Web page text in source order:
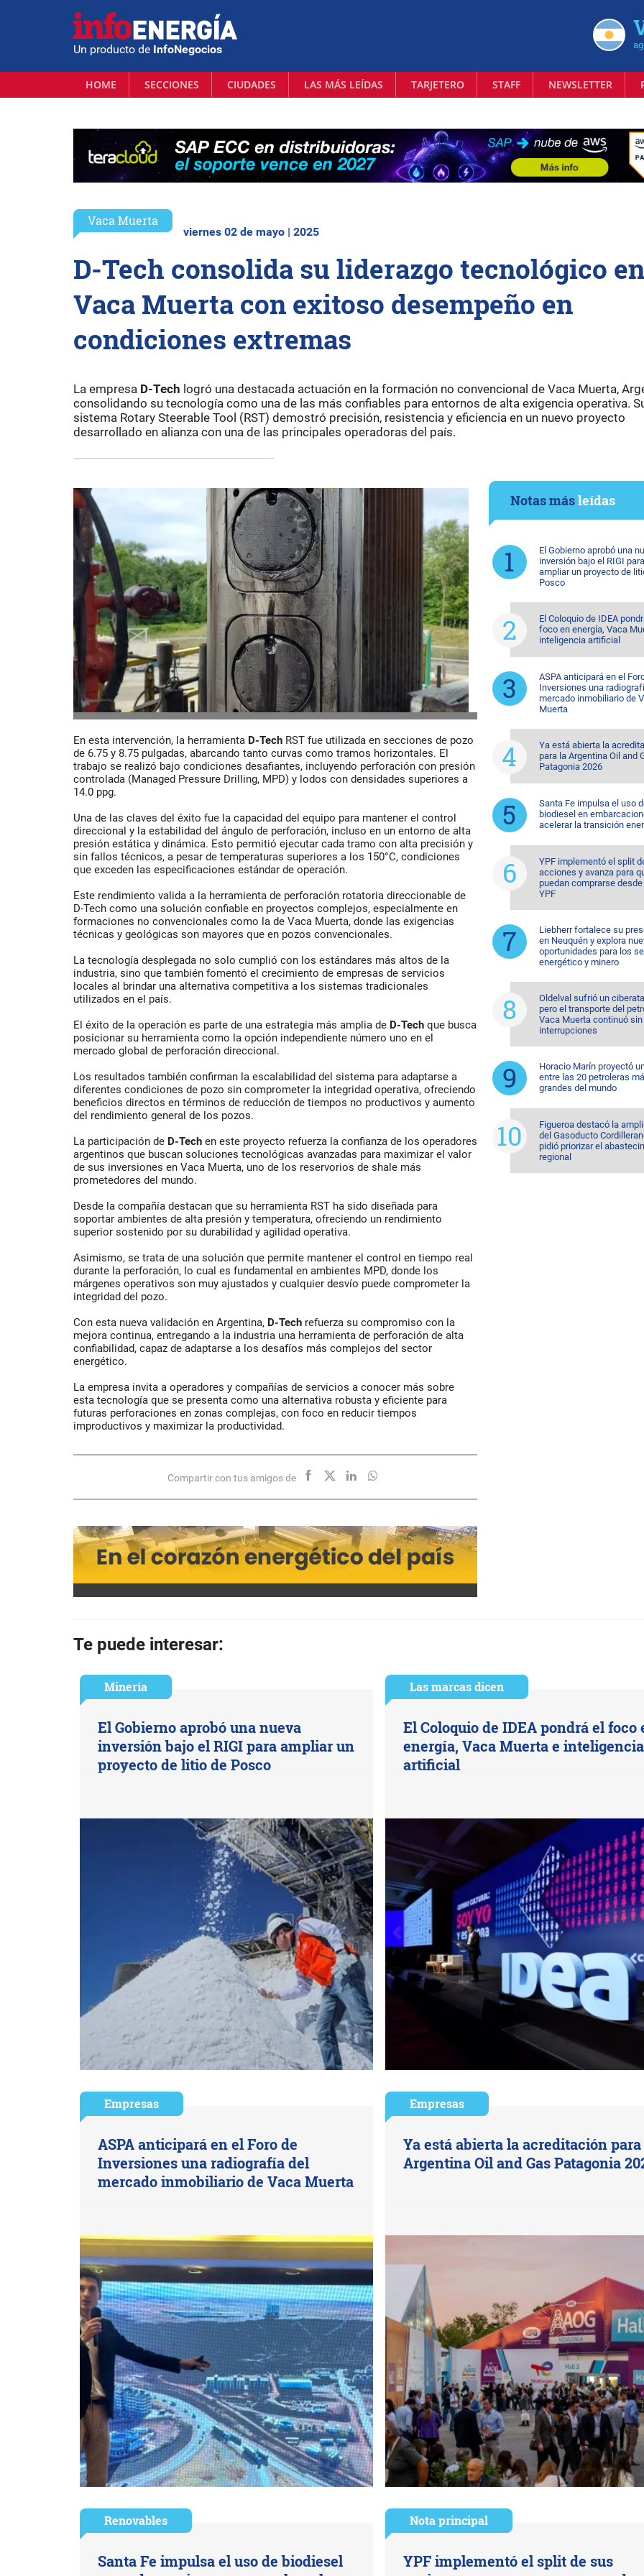
Un producto de InfoNegocios
HOME SECCIONES CIUDADES LAS MÁS LEÍDAS TARJETERO STAFF NEWSLETTER
Vaca Muerta
viernes 02 de mayo | 2025
D-Tech consolida su liderazgo tecnológico en
Vaca Muerta con exitoso desempeño en
condiciones extremas
La empresa D-Tech logró una destacada actuación en la formación no convencional de Vaca Muerta,
consolidando su tecnología como una de las más confiables para entornos de alta exigencia operativa.
sistema Rotary Steerable Tool (RST) demostró precisión, resistencia y eficiencia en un nuevo proyecto
desarrollado en alianza con una de las principales operadoras del país.
En esta intervención, la herramienta D-Tech RST fue utilizada en secciones de pozo
de 6.75 y 8.75 pulgadas, abarcando tanto curvas como tramos horizontales. El
trabajo se realizó bajo condiciones desafiantes, incluyendo perforación con presión
controlada (Managed Pressure Drilling, MPD) y lodos con densidades superiores a
14.0 ppg.
Una de las claves del éxito fue la capacidad del equipo para mantener el control
direccional y la estabilidad del ángulo de perforación, incluso en un entorno de alta
presión estática y dinámica. Esto permitió ejecutar cada tramo con alta precisión y
sin fallos técnicos, a pesar de temperaturas superiores a los 150°C, condiciones
que exceden las especificaciones estándar de operación.
Este rendimiento valida a la herramienta de perforación rotatoria direccionable de
D-Tech como una solución confiable en proyectos complejos, especialmente en
formaciones no convencionales como la de Vaca Muerta, donde las exigencias
técnicas y geológicas son mayores que en pozos convencionales.
La tecnología desplegada no solo cumplió con los estándares más altos de la
industria, sino que también fomentó el crecimiento de empresas de servicios
locales al brindar una alternativa competitiva a los sistemas tradicionales
utilizados en el país.
El éxito de la operación es parte de una estrategia más amplia de D-Tech que busca
posicionar su herramienta como la opción independiente número uno en el
mercado global de perforación direccional.
Los resultados también confirman la escalabilidad del sistema para adaptarse a
diferentes condiciones de pozo sin comprometer la integridad operativa, ofreciendo
beneficios directos en términos de reducción de tiempos no productivos y aumento
del rendimiento general de los pozos.
La participación de D-Tech en este proyecto refuerza la confianza de los operadores
argentinos que buscan soluciones tecnológicas avanzadas para maximizar el valor
de sus inversiones en Vaca Muerta, uno de los reservorios de shale más
prometedores del mundo.
Desde la compañía destacan que su herramienta RST ha sido diseñada para
soportar ambientes de alta presión y temperatura, ofreciendo un rendimiento
superior sostenido por su durabilidad y agilidad operativa.
Asimismo, se trata de una solución que permite mantener el control en tiempo real
durante la perforación, lo cual es fundamental en ambientes MPD, donde los
márgenes operativos son muy ajustados y cualquier desvío puede comprometer la
integridad del pozo.
Con esta nueva validación en Argentina, D-Tech refuerza su compromiso con la
mejora continua, entregando a la industria una herramienta de perforación de alta
confiabilidad, capaz de adaptarse a los desafíos más complejos del sector
energético.
La empresa invita a operadores y compañías de servicios a conocer más sobre
esta tecnología que se presenta como una alternativa robusta y eficiente para
futuras perforaciones en zonas complejas, con foco en reducir tiempos
improductivos y maximizar la productividad.
Compartir con tus amigos de
Notas másleídas
El Gobierno aprobó una
inversión bajo el RIGI para
ampliar un proyecto de
Posco
El Coloquio de IDEA
foco en energía, Vaca
inteligencia artificial
ASPA anticipará en el
Inversiones una
mercado inmobiliario de
Muerta
Ya está abierta la
para la Argentina Oil and
Patagonia 2026
Santa Fe impulsa el uso
biodiesel en
acelerar la transición
YPF implementó el split
acciones y avanza para
puedan comprarse desde
YPF
Liebherr fortalece su
en Neuquén y explora
oportunidades para los
energético y minero
Oldelval sufrió un
pero el transporte del
Vaca Muerta continuó sin
interrupciones
Horacio Marín proyectó
entre las 20 petroleras
grandes del mundo
Figueroa destacó la
del Gasoducto
pidió priorizar el
regional
Te puede interesar:
Minería
El Gobierno aprobó una nueva
inversión bajo el RIGI para ampliar un
proyecto de litio de Posco
Las marcas dicen
El Coloquio de IDEA pondrá el foco
energía, Vaca Muerta e inteligencia
artificial
Empresas
ASPA anticipará en el Foro de
Inversiones una radiografía del
mercado inmobiliario de Vaca Muerta
Empresas
Ya está abierta la acreditación
Argentina Oil and Gas Patagonia
Renovables
Santa Fe impulsa el uso de biodiesel
Nota principal
YPF implementó el split de sus